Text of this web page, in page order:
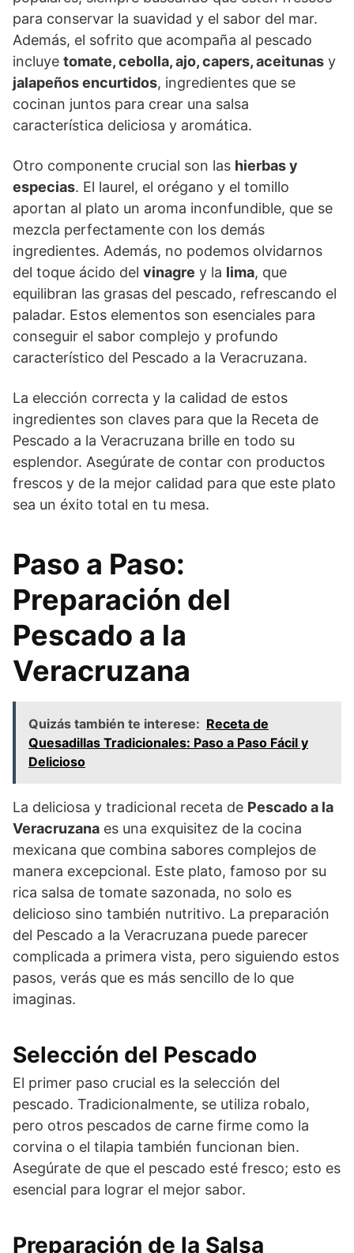
para conservar la suavidad y el sabor del mar.
Además, el sofrito que acompaña al pescado
incluye tomate, cebolla, ajo, capers, aceitunas y
jalapeños encurtidos, ingredientes que se
cocinan juntos para crear una salsa
característica deliciosa y aromática.
Otro componente crucial son las hierbas y
especias. El laurel, el orégano y el tomillo
aportan al plato un aroma inconfundible, que se
mezcla perfectamente con los demás
ingredientes. Además, no podemos olvidarnos
del toque ácido del vinagre y la lima, que
equilibran las grasas del pescado, refrescando el
paladar. Estos elementos son esenciales para
conseguir el sabor complejo y profundo
característico del Pescado a la Veracruzana.
La elección correcta y la calidad de estos
ingredientes son claves para que la Receta de
Pescado a la Veracruzana brille en todo su
esplendor. Asegúrate de contar con productos
frescos y de la mejor calidad para que este plato
sea un éxito total en tu mesa.
Paso a Paso:
Preparación del
Pescado a la
Veracruzana
Quizás también te interese: Receta de
Quesadillas Tradicionales: Paso a Paso Fácil y
Delicioso
La deliciosa y tradicional receta de Pescado a la
Veracruzana es una exquisitez de la cocina
mexicana que combina sabores complejos de
manera excepcional. Este plato, famoso por su
rica salsa de tomate sazonada, no solo es
delicioso sino también nutritivo. La preparación
del Pescado a la Veracruzana puede parecer
complicada a primera vista, pero siguiendo estos
pasos, verás que es más sencillo de lo que
imaginas.
Selección del Pescado
El primer paso crucial es la selección del
pescado. Tradicionalmente, se utiliza robalo,
pero otros pescados de carne firme como la
corvina o el tilapia también funcionan bien.
Asegúrate de que el pescado esté fresco; esto es
esencial para lograr el mejor sabor.
Preparación de la Salsa